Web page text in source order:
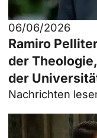
06/06/2026
Ramiro
der
der
Nachrichten